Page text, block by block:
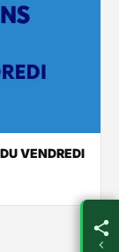
VENDREDI